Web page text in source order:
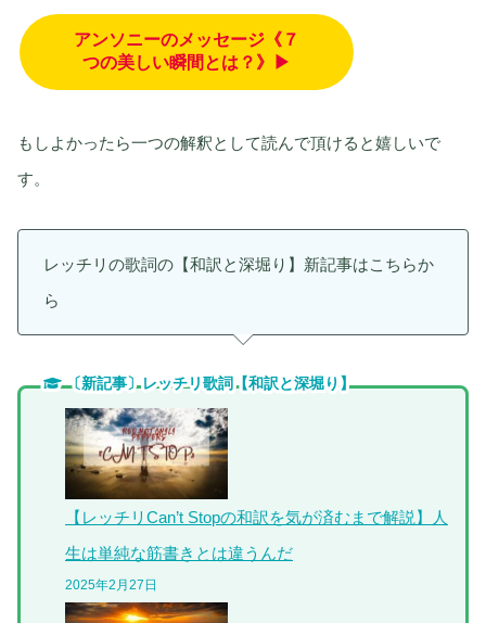
アンソニーのメッセージ《７
つの美しい瞬間とは？》▶
もしよかったら一つの解釈として読んで頂けると嬉しいで
す。
レッチリの歌詞の【和訳と深堀り】新記事はこちらか
ら
〔新記事〕レッチリ歌詞【和訳と深堀り】
【レッチリCan’t Stopの和訳を気が済むまで解説】人
生は単純な筋書きとは違うんだ
2025年2月27日